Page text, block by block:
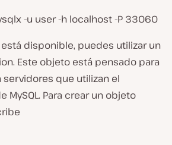
-u user -h localhost -P 33060
está disponible, puedes utilizar un
. Este objeto está pensado para
servidores que utilizan el
Para crear un objeto